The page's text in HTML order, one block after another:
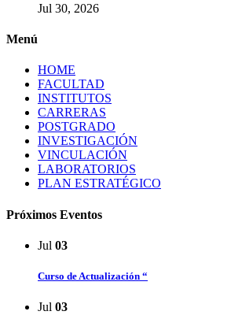
Jul 30, 2026
Menú
HOME
FACULTAD
INSTITUTOS
CARRERAS
POSTGRADO
INVESTIGACIÓN
VINCULACIÓN
LABORATORIOS
PLAN ESTRATÉGICO
Próximos Eventos
Jul 03
Curso de Actualización “
Jul 03